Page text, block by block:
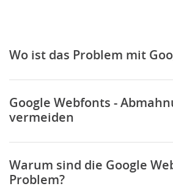
Wo ist das Problem mit
Google Webfonts -
vermeiden
Warum sind die Google
Problem?